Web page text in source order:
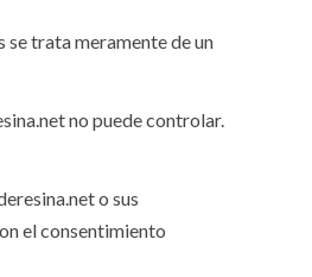
se trata meramente de un
no puede controlar.
o sus
el consentimiento